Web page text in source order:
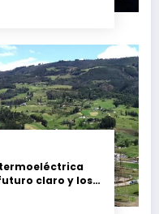
claro y los